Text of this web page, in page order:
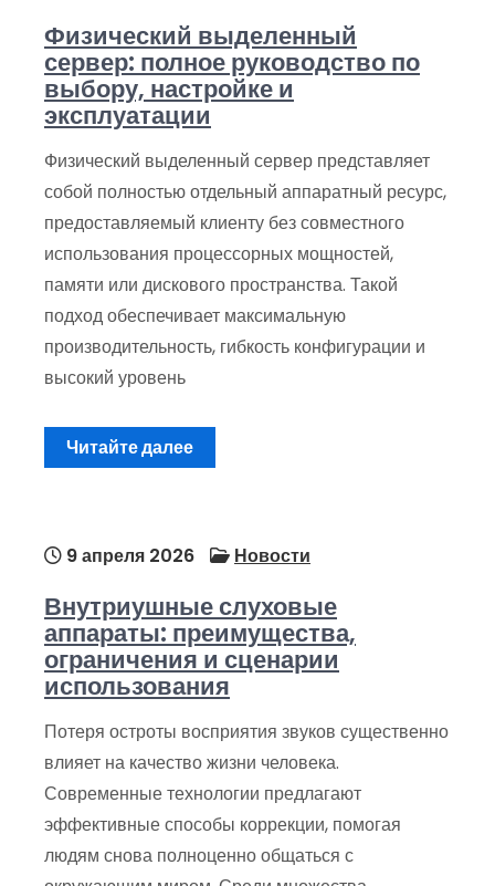
Физический выделенный
сервер: полное руководство по
выбору, настройке и
эксплуатации
Физический выделенный сервер представляет
собой полностью отдельный аппаратный ресурс,
предоставляемый клиенту без совместного
использования процессорных мощностей,
памяти или дискового пространства. Такой
подход обеспечивает максимальную
производительность, гибкость конфигурации и
высокий уровень
Читайте далее
9 апреля 2026 Новости
Внутриушные слуховые
аппараты: преимущества,
ограничения и сценарии
использования
Потеря остроты восприятия звуков существенно
влияет на качество жизни человека.
Современные технологии предлагают
эффективные способы коррекции, помогая
людям снова полноценно общаться с